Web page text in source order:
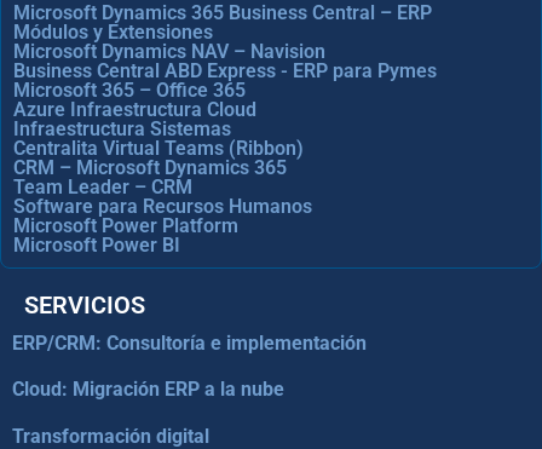
Microsoft Dynamics 365 Business Central – ERP
Módulos y Extensiones
Microsoft Dynamics NAV – Navision
Business Central ABD Express - ERP para Pymes
Microsoft 365 – Office 365
Azure Infraestructura Cloud
Infraestructura Sistemas
Centralita Virtual Teams (Ribbon)
CRM – Microsoft Dynamics 365
Team Leader – CRM
Software para Recursos Humanos
Microsoft Power Platform
Microsoft Power BI
SERVICIOS
ERP/CRM: Consultoría e implementación
Cloud: Migración ERP a la nube
Transformación digital